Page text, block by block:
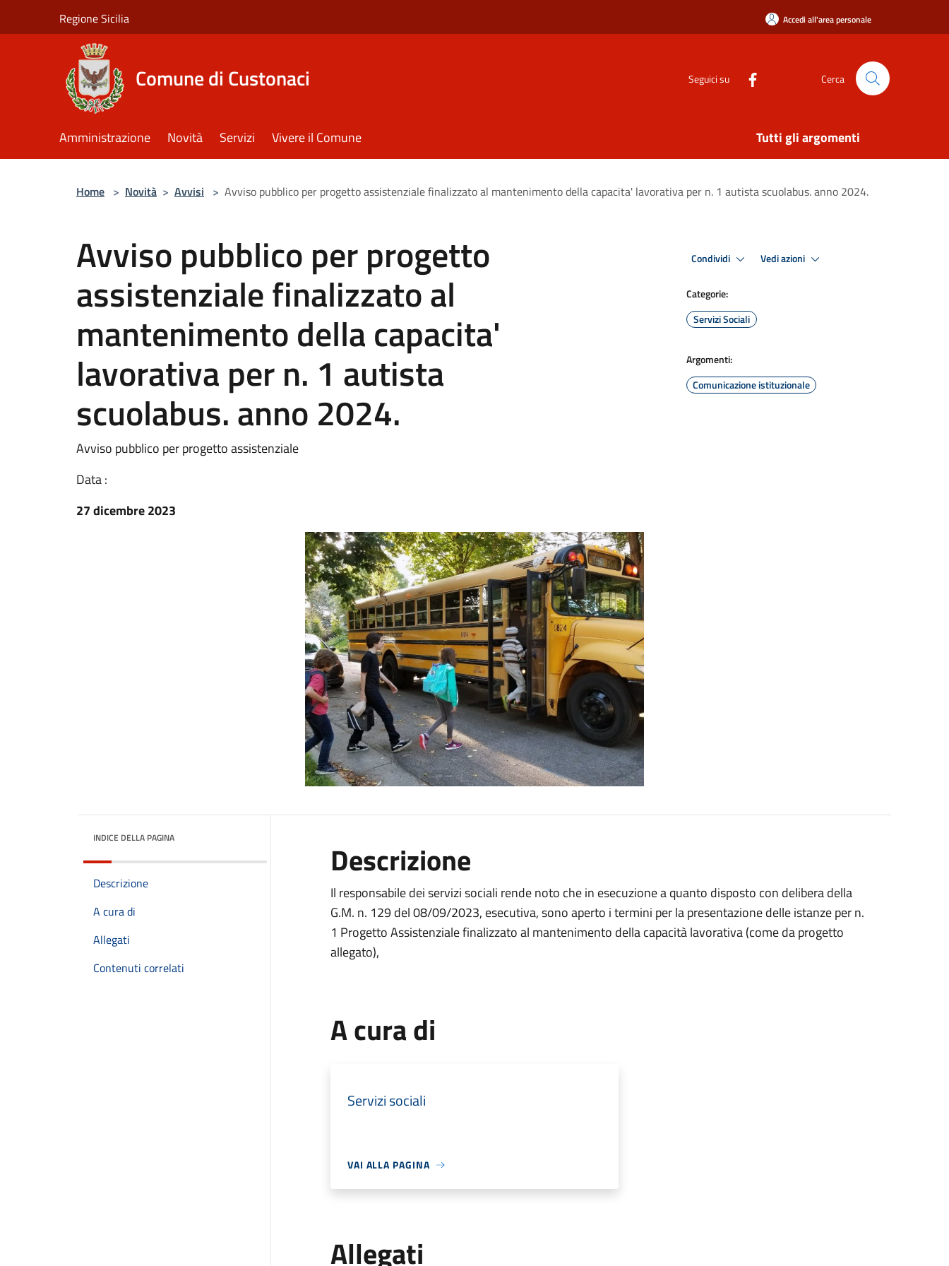
Regione Sicilia Accedi all'area personale
Comune di Custonaci Seguici su Cerca
Amministrazione Novità Servizi Vivere il Comune Tutti gli argomenti
Home > Novità > Avvisi > Avviso pubblico per progetto assistenziale finalizzato al mantenimento della capacita' lavorativa per n. 1 autista scuolabus. anno 2024.
Avviso pubblico per progetto
assistenziale finalizzato al
mantenimento della capacita'
lavorativa per n. 1 autista
scuolabus. anno 2024.
Avviso pubblico per progetto assistenziale
Data :
27 dicembre 2023
Condividi Vedi azioni
Categorie:
Servizi Sociali
Argomenti:
Comunicazione istituzionale
INDICE DELLA PAGINA
Descrizione
A cura di
Allegati
Contenuti correlati
Descrizione
Il responsabile dei servizi sociali rende noto che in esecuzione a quanto disposto con delibera della
G.M. n. 129 del 08/09/2023, esecutiva, sono aperto i termini per la presentazione delle istanze per n.
1 Progetto Assistenziale finalizzato al mantenimento della capacità lavorativa (come da progetto
allegato),
A cura di
Servizi sociali
VAI ALLA PAGINA
Allegati